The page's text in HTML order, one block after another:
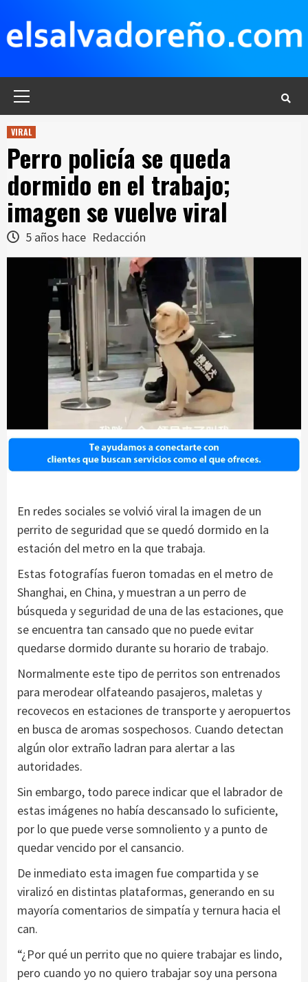
contenido
VIRAL
Perro policía se queda
dormido en el trabajo;
imagen se vuelve viral
5 años hace Redacción
En redes sociales se volvió viral la imagen de un
perrito de seguridad que se quedó dormido en la
estación del metro en la que trabaja.
Estas fotografías fueron tomadas en el metro de
Shanghai, en China, y muestran a un perro de
búsqueda y seguridad de una de las estaciones, que
se encuentra tan cansado que no puede evitar
quedarse dormido durante su horario de trabajo.
Normalmente este tipo de perritos son entrenados
para merodear olfateando pasajeros, maletas y
recovecos en estaciones de transporte y aeropuertos
en busca de aromas sospechosos. Cuando detectan
algún olor extraño ladran para alertar a las
autoridades.
Sin embargo, todo parece indicar que el labrador de
estas imágenes no había descansado lo suficiente,
por lo que puede verse somnoliento y a punto de
quedar vencido por el cansancio.
De inmediato esta imagen fue compartida y se
viralizó en distintas plataformas, generando en su
mayoría comentarios de simpatía y ternura hacia el
can.
“¿Por qué un perrito que no quiere trabajar es lindo,
pero cuando yo no quiero trabajar soy una persona